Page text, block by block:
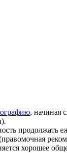
, начиная
продолжать
хорошее